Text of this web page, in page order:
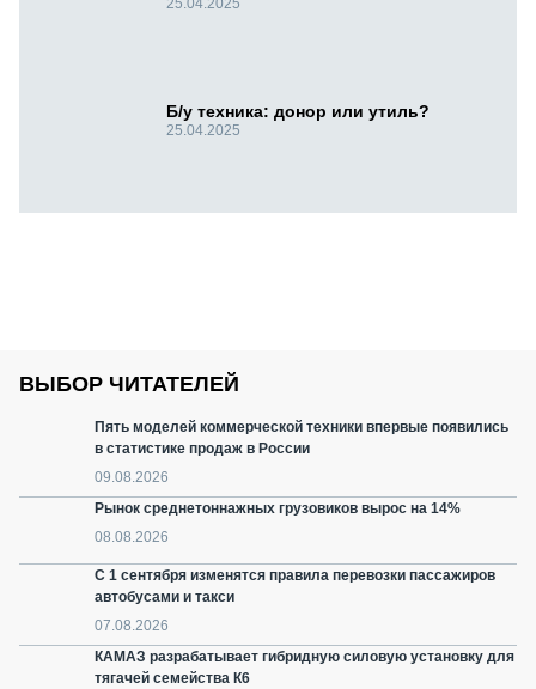
25.04.2025
Б/у техника: донор или утиль?
25.04.2025
ВЫБОР ЧИТАТЕЛЕЙ
Пять моделей коммерческой техники впервые появились
в статистике продаж в России
09.08.2026
Рынок среднетоннажных грузовиков вырос на 14%
08.08.2026
С 1 сентября изменятся правила перевозки пассажиров
автобусами и такси
07.08.2026
КАМАЗ разрабатывает гибридную силовую установку для
тягачей семейства К6